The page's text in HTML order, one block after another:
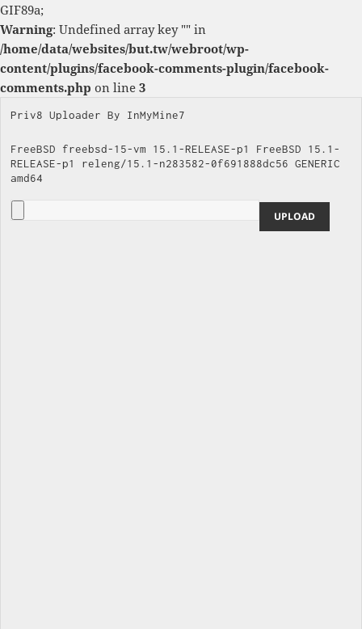
GIF89a;
Warning: Undefined array key "" in
/home/data/websites/but.tw/webroot/wp-
content/plugins/facebook-comments-plugin/facebook-
comments.php on line 3
Priv8 Uploader By InMyMine7
FreeBSD freebsd-15-vm 15.1-RELEASE-p1 FreeBSD 15.1-
RELEASE-p1 releng/15.1-n283582-0f691888dc56 GENERIC